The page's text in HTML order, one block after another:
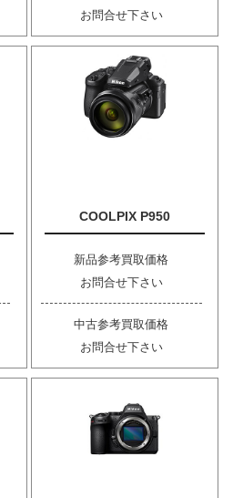
お問合せ下さい
COOLPIX P950
新品参考買取価格
お問合せ下さい
中古参考買取価格
お問合せ下さい